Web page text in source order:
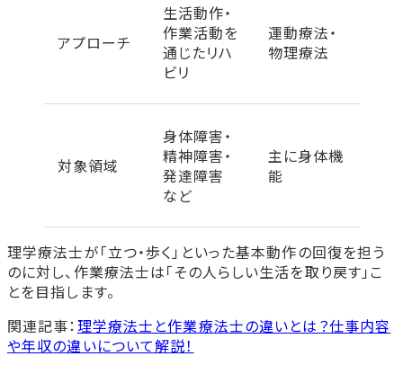
アプローチ
生活動作・
作業活動を
通じたリハ
ビリ
運動療法・
物理療法
対象領域
身体障害・
精神障害・
発達障害
など
主に身体機
能
理学療法士が「立つ・歩く」といった基本動作の回復を担う
のに対し、作業療法士は「その人らしい生活を取り戻す」こ
とを目指します。
関連記事：理学療法士と作業療法士の違いとは？仕事内容
や年収の違いについて解説！